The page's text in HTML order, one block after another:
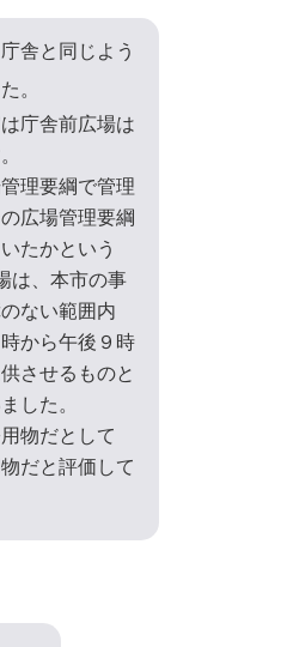
舎と同じよう
。
庁舎前広場は
理要綱で管理
広場管理要綱
たかという
は、本市の事
ない範囲内
から午後９時
させるものと
した。
物だとして
だと評価して